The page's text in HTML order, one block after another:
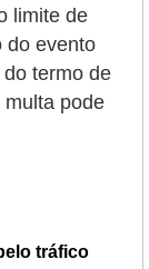
limite de
do evento
termo de
pode
tráfico